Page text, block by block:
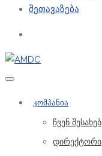
შეთავაზება
კომპანია
ჩვენ შესახებ
დირექტორი